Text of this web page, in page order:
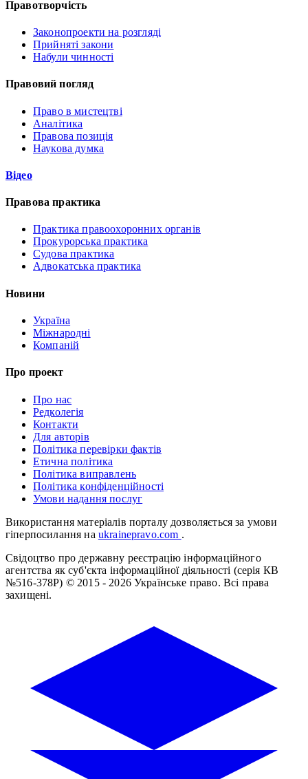
Правотворчість
Законопроекти на розгляді
Прийняті закони
Набули чинності
Правовий погляд
Право в мистецтві
Аналітика
Правова позиція
Наукова думка
Відео
Правова практика
Практика правоохоронних органів
Прокурорська практика
Судова практика
Адвокатська практика
Новини
Україна
Міжнародні
Компаній
Про проект
Про нас
Редколегія
Контакти
Для авторів
Політика перевірки фактів
Етична політика
Політика виправлень
Політика конфіденційності
Умови надання послуг
Використання матеріалів порталу дозволяється за умови
гіперпосилання на ukrainepravo.com .
Свідоцтво про державну реєстрацію інформаційного
агентства як суб'єкта інформаційної діяльності (серія КВ
№516-378Р) © 2015 - 2026 Українське право. Всі права
захищені.